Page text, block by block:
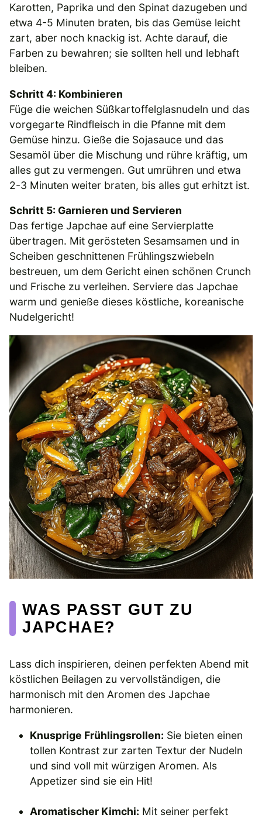
Karotten, Paprika und den Spinat dazugeben und
etwa 4-5 Minuten braten, bis das Gemüse leicht
zart, aber noch knackig ist. Achte darauf, die
Farben zu bewahren; sie sollten hell und lebhaft
bleiben.
Schritt 4: Kombinieren
Füge die weichen Süßkartoffelglasnudeln und das
vorgegarte Rindfleisch in die Pfanne mit dem
Gemüse hinzu. Gieße die Sojasauce und das
Sesamöl über die Mischung und rühre kräftig, um
alles gut zu vermengen. Gut umrühren und etwa
2-3 Minuten weiter braten, bis alles gut erhitzt ist.
Schritt 5: Garnieren und Servieren
Das fertige Japchae auf eine Servierplatte
übertragen. Mit gerösteten Sesamsamen und in
Scheiben geschnittenen Frühlingszwiebeln
bestreuen, um dem Gericht einen schönen Crunch
und Frische zu verleihen. Serviere das Japchae
warm und genieße dieses köstliche, koreanische
Nudelgericht!
WAS PASST GUT ZU
JAPCHAE?
Lass dich inspirieren, deinen perfekten Abend mit
köstlichen Beilagen zu vervollständigen, die
harmonisch mit den Aromen des Japchae
harmonieren.
Knusprige Frühlingsrollen: Sie bieten einen
tollen Kontrast zur zarten Textur der Nudeln
und sind voll mit würzigen Aromen. Als
Appetizer sind sie ein Hit!
Aromatischer Kimchi: Mit seiner perfekt